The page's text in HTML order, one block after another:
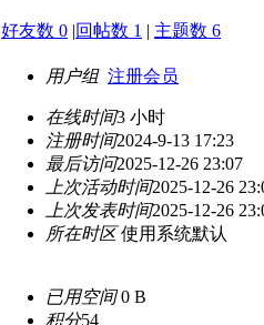
好友数 0 |回帖数 1 | 主题数 6
用户组 注册会员
在线时间3 小时
注册时间2024-9-13 17:23
最后访问2025-12-26 23:07
上次活动时间2025-12-26
上次发表时间2025-12-26
所在时区使用系统默认
已用空间0 B
积分54